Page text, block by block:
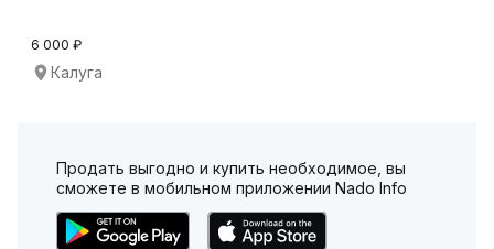
6 000 ₽
Калуга
Продать выгодно и купить необходимое, вы
сможете в мобильном приложении Nado Info